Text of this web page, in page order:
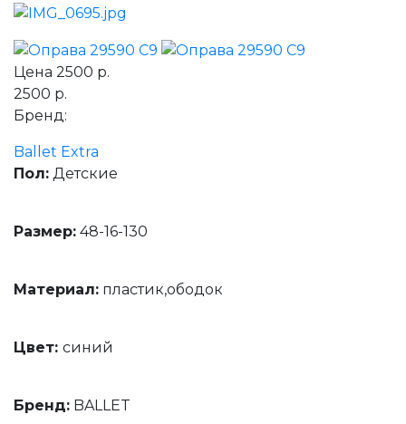
Цена 2500 р.
2500 р.
Бренд:
Ballet Extra
Пол: Детские
Размер: 48-16-130
Материал: пластик,ободок
Цвет: синий
Бренд: BALLET